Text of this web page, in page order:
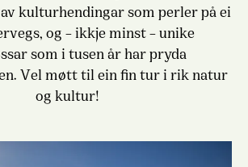
kulturhendingar som perler på ei
og – ikkje minst – unike
som i tusen år har pryda
Vel møtt til ein fin tur i rik natur
og kultur!